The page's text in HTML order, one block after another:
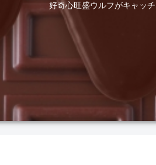
好奇心旺盛ウルフがキャッ